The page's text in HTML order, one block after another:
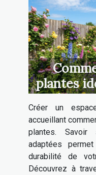
plantes
Créer un
accueillant
plantes. Savoir
adaptées
durabilité de
Découvrez à